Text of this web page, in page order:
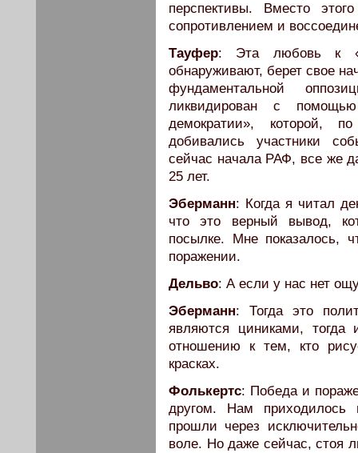
перспективы. Вместо
сопротивлением и
Тауфер: Эта любовь к
обнаруживают, берет свое
фундаментальной
ликвидирован с
демократии», которой,
добивались участники
сейчас начала РАФ, все же
25 лет.
Эберманн: Когда я читал
что это верный вывод,
посылке. Мне показалось,
поражении.
Дельво: А если у нас нет
Эберманн: Тогда это
являются циниками,
отношению к тем, кто
красках.
Фолькертс: Победа и
другом. Нам
прошли через
воле. Но даже сейчас, стоя